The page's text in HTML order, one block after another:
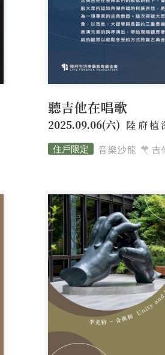
聽吉他在唱歌
2025.09.06(六) 陸府植
音樂沙龍 吉